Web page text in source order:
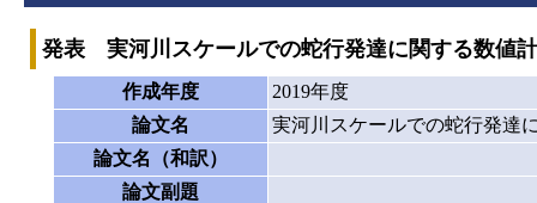
発表 実河川スケールでの蛇行発達に関する数値
作成年度
2019年度
論文名
実河川スケールでの蛇行発達
論文名（和訳）
論文副題